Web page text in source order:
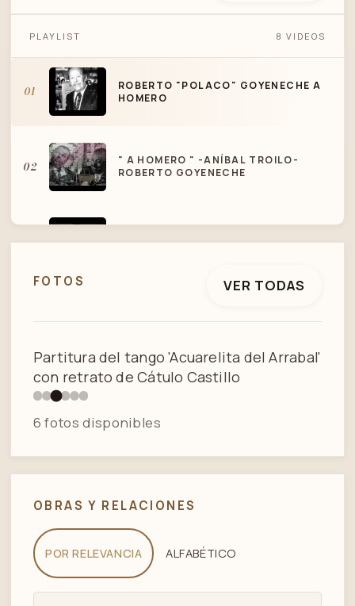
PLAYLIST 8 VIDEOS
01
ROBERTO "POLACO" GOYENECHE A
HOMERO
02
" A HOMERO " -ANÍBAL TROILO-
ROBERTO GOYENECHE
03 TANGO - A HOMERO
05 TITA MERELO "ARRABALERA"
SUBTITULADA]
07
ROBERTO GOYENECHE
DESENCUENTRO
08
TANGO "DESENCUENTRO" -
ADRIANA VARELA
FOTOS VER TODAS
Partitura del tango 'Acuarelita del Arrabal'
con retrato de Cátulo Castillo
6 fotos disponibles
OBRAS Y RELACIONES
POR RELEVANCIA ALFABÉTICO